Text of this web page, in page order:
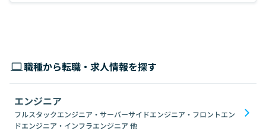
職種から転職・求人情報を探す
エンジニア
フルスタックエンジニア・サーバーサイドエンジニア・フロントエン
ドエンジニア・インフラエンジニア 他